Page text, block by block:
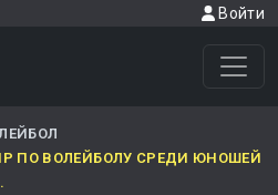
Войти
ПО ВОЛЕЙБОЛУ СРЕДИ ЮНОШЕЙ